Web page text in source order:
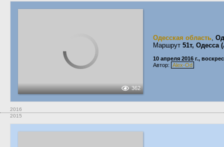
362
Одесская область,
Маршрут 51т,
10 апреля 2016 г.,
Автор: Alex-Od
2016
2015